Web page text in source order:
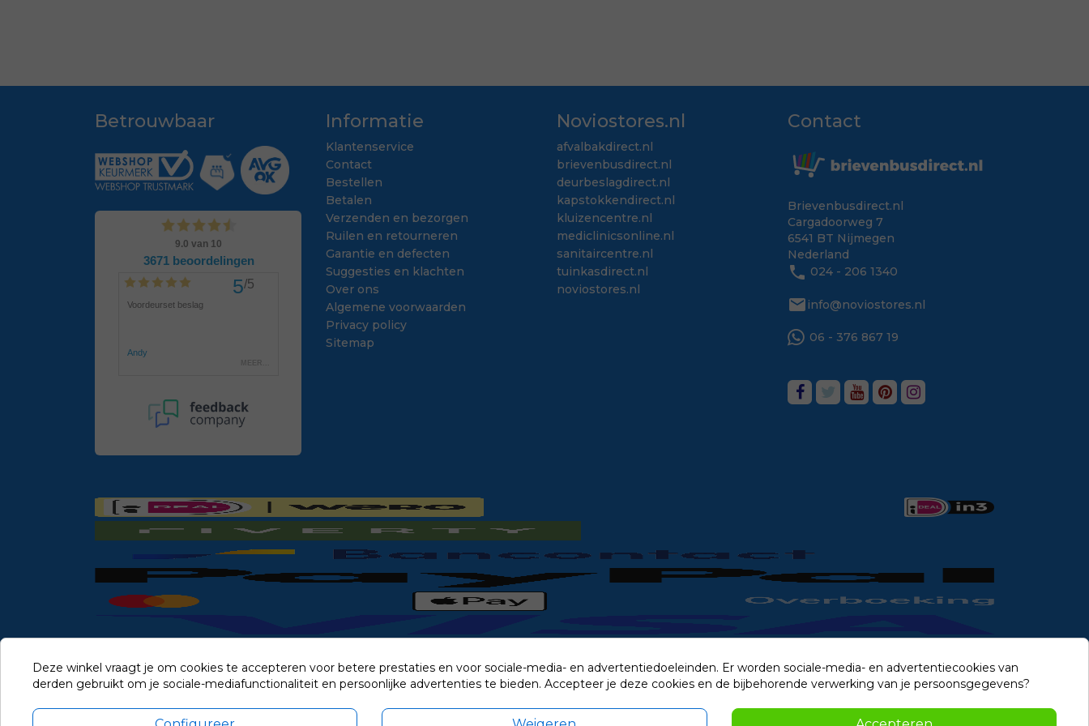
Betrouwbaar Informatie
Klantenservice
Contact
Bestellen
Betalen
Verzenden en bezorgen
Ruilen en retourneren
Garantie en defecten
Suggesties en klachten
Over ons
Algemene voorwaarden
Privacy policy
Sitemap
Noviostores.nl
afvalbakdirect.nl
brievenbusdirect.nl
deurbeslagdirect.nl
kapstokkendirect.nl
kluizencentre.nl
mediclinicsonline.nl
sanitaircentre.nl
tuinkasdirect.nl
noviostores.nl
Contact
Brievenbusdirect.nl
Cargadoorweg 7
6541 BT Nijmegen
Nederland
phone 024 - 206 1340
mail info@noviostores.nl
06 - 376 867 19
Deze winkel vraagt je om cookies te accepteren voor betere prestaties en voor sociale-media- en advertentiedoeleinden. Er worden sociale-media- en advertentiecookies van
derden gebruikt om je sociale-mediafunctionaliteit en persoonlijke advertenties te bieden. Accepteer je deze cookies en de bijbehorende verwerking van je persoonsgegevens?